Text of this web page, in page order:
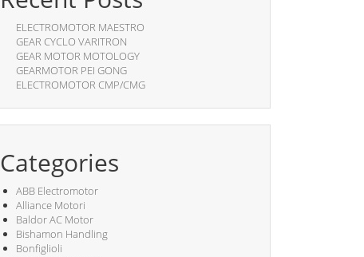
ELECTROMOTOR MAESTRO
GEAR CYCLO VARITRON
GEAR MOTOR MOTOLOGY
GEARMOTOR PEI GONG
ELECTROMOTOR CMP/CMG
Categories
ABB Electromotor
Alliance Motori
Baldor AC Motor
Bishamon Handling
Bonfiglioli